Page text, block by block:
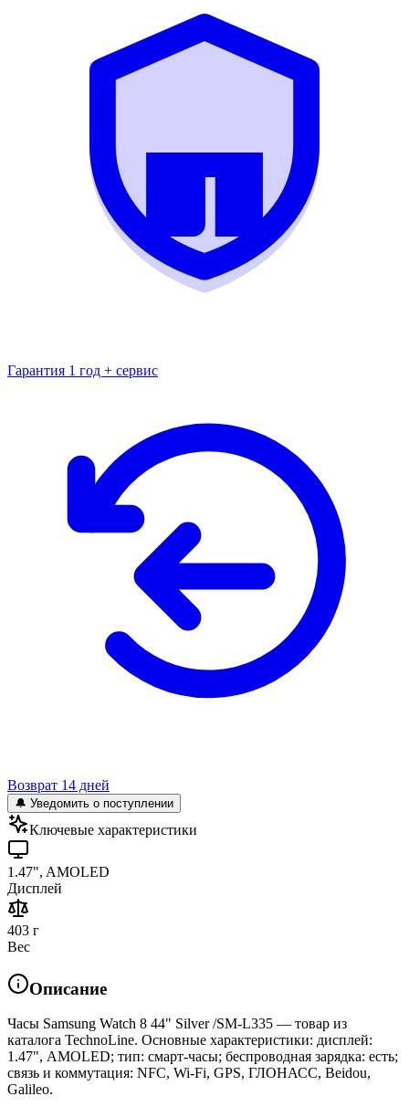
Гарантия 1 год + сервис
Возврат 14 дней
🔔 Уведомить о поступлении
Ключевые характеристики
1.47", AMOLED
Дисплей
403 г
Вес
Описание
Часы Samsung Watch 8 44" Silver /SM-L335 — товар из
каталога TechnoLine. Основные характеристики: дисплей:
1.47", AMOLED; тип: смарт-часы; беспроводная зарядка: есть;
связь и коммутация: NFC, Wi-Fi, GPS, ГЛОНАСC, Beidou,
Galileo.